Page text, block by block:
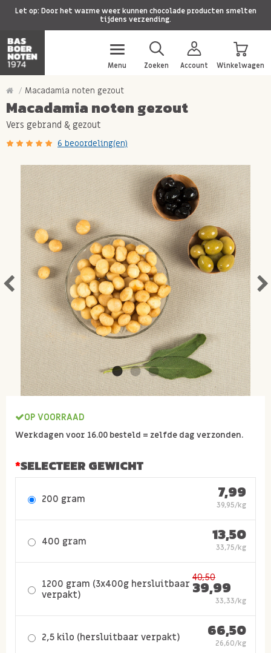
Let op: Door het warme weer kunnen chocolade producten smelten
tijdens verzending.
Menu Zoeken Account Winkelwagen
Macadamia noten gezout
Macadamia noten gezout
Vers gebrand & gezout
6 beoordeling(en)
OP VOORRAAD
Werkdagen voor 16.00 besteld = zelfde dag verzonden.
SELECTEER GEWICHT
200 gram 7,99
39,95/kg
400 gram 13,50
33,75/kg
1200 gram (3x400g hersluitbaar
verpakt)
40,50
39,99
33,33/kg
2,5 kilo (hersluitbaar verpakt) 66,50
26,60/kg